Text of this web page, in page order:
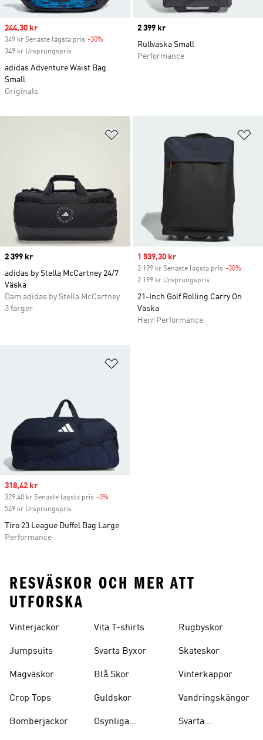
Sale price
244,30 kr
349 kr Senaste lägsta pris -30%
349 kr Ursprungspris
adidas Adventure Waist Bag
Small
Originals
Price
2 399 kr
Rullväska Small
Performance
Lägg till på önskelistan
Price
2 399 kr
adidas by Stella McCartney 24/7
Väska
Dam adidas by Stella McCartney
3 färger
Sale price
1 539,30 kr
2 199 kr Senaste lägsta pris -30%
2 199 kr Ursprungspris
21-Inch Golf Rolling Carry On
Väska
Herr Performance
Sale price
318,42 kr
329,40 kr Senaste lägsta pris -3%
549 kr Ursprungspris
Tiro 23 League Duffel Bag Large
Performance
RESVÄSKOR OCH MER ATT
UTFORSKA
Vinterjackor
Jumpsuits
Magväskor
Crop Tops
Bomberjackor
Vita T-shirts
Svarta Byxor
Blå Skor
Guldskor
Osynliga
Rugbyskor
Skateskor
Vinterkappor
Vandringskängor
Svarta